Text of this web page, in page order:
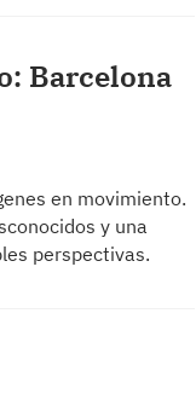
Barcelona
en movimiento.
y una
perspectivas.